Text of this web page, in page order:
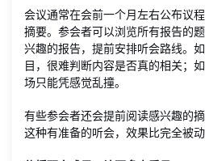
会议通常在会前一个月左右公布议
摘要。参会者可以浏览所有报告的
兴趣的报告，提前安排听会路线。
目，很难判断内容是否真的相关；
场只能凭感觉乱撞。
有些参会者还会提前阅读感兴趣的
这种有准备的听会，效果比完全被动